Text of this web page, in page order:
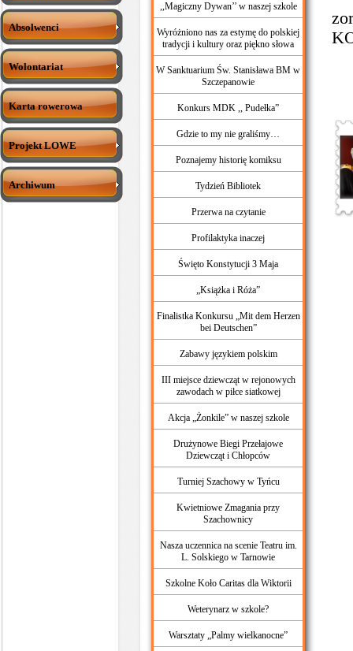
Absolwenci
Wolontariat
Karta rowerowa
Projekt LOWE
Archiwum
,,Magiczny Dywan’’ w naszej szkole
Wyróżniono nas za estymę do polskiej
tradycji i kultury oraz piękno słowa
W Sanktuarium Św. Stanisława BM w
Szczepanowie
Konkurs MDK ,, Pudełka”
Gdzie to my nie graliśmy…
Poznajemy historię komiksu
Tydzień Bibliotek
Przerwa na czytanie
Profilaktyka inaczej
Święto Konstytucji 3 Maja
„Książka i Róża”
Finalistka Konkursu „Mit dem Herzen
bei Deutschen”
Zabawy językiem polskim
III miejsce dziewcząt w rejonowych
zawodach w piłce siatkowej
Akcja „Żonkile” w naszej szkole
Drużynowe Biegi Przełajowe
Dziewcząt i Chłopców
Turniej Szachowy w Tyńcu
Kwietniowe Zmagania przy
Szachownicy
Nasza uczennica na scenie Teatru im.
L. Solskiego w Tarnowie
Szkolne Koło Caritas dla Wiktorii
Weterynarz w szkole?
Warsztaty „Palmy wielkanocne”